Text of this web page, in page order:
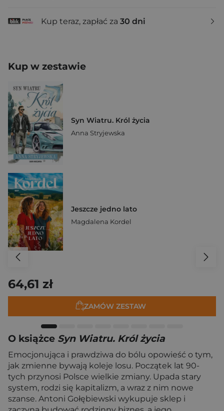
Kup teraz, zapłać za 30 dni
Kup w zestawie
Syn Wiatru. Król życia
Anna Stryjewska
Jeszcze jedno lato
Magdalena Kordel
64,61 zł
ZAMÓW ZESTAW
O książce Syn Wiatru. Król życia
Emocjonująca i prawdziwa do bólu opowieść o tym,
jak zmienne bywają koleje losu. Początek lat 90-
tych przynosi Polsce wielkie zmiany. Upada stary
system, rodzi się kapitalizm, a wraz z nim nowe
szanse. Antoni Gołębiewski wykupuje sklep i